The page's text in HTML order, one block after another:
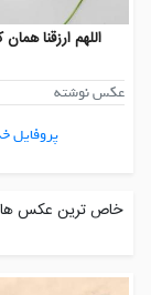
اللهم ارزقنا
عکس نوشته
پروفایل
خاص ترین عکس